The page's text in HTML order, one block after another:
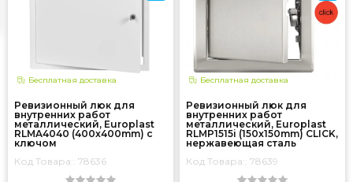
Бесплатная доставка
Ревизионный люк для
внутренних работ
металлический, Europlast
RLMA4040 (400x400mm) с
ключом
Код Товара:: 78636
Бесплатная доставка
Ревизионный люк для
внутренних работ
металлический, Europlast
RLMP1515i (150x150mm) CLICK,
нержавеющая сталь
Код Товара:: 78639